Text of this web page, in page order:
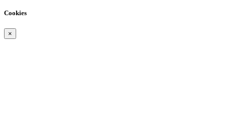
Cookies
×